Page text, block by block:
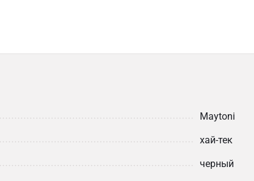
Maytoni
хай-тек
черный